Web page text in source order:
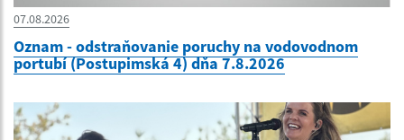
07.08.2026
Oznam - odstraňovanie poruchy na vodovodnom
portubí (Postupimská 4) dňa 7.8.2026